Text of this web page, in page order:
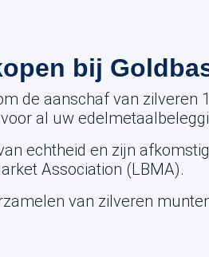
bij
de aanschaf van zilveren
al uw
echtheid en zijn
Association (LBMA).
van zilveren